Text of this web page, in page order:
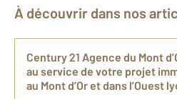
À découvrir dans nos
Century 21 Agence du Mont
au service de votre projet
au Mont d’Or et dans l’Ouest